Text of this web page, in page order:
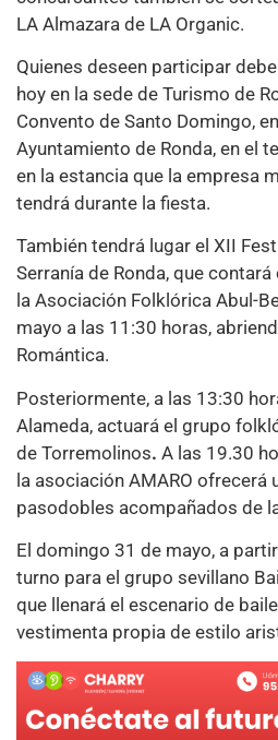
LA Almazara de LA Organic.
Quienes deseen participar
hoy en la sede de Turismo de
Convento de Santo Domingo,
Ayuntamiento de Ronda, en el
en la estancia que la empresa
tendrá durante la fiesta.
También tendrá lugar el XII
Serranía de Ronda, que
la Asociación Folklórica Abul-
mayo a las 11:30 horas,
Romántica.
Posteriormente, a las 13:30
Alameda, actuará el grupo
de Torremolinos. A las 19.30
la asociación AMARO ofrecerá
pasodobles acompañados de
El domingo 31 de mayo, a
turno para el grupo sevillano
que llenará el escenario de
vestimenta propia de estilo